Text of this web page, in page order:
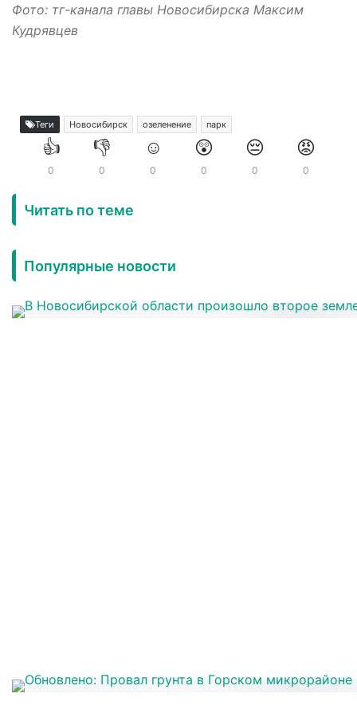
Фото: тг-канала главы Новосибирска Максим
Кудрявцев
Теги Новосибирск озеленение парк
👍
0
👎
0
☺️
0
😲
0
😔
0
😡
0
Читать по теме
Популярные новости